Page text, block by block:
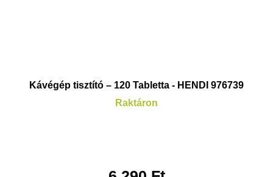
Kávégép tisztító – 120 Tabletta - HENDI 976739
Raktáron